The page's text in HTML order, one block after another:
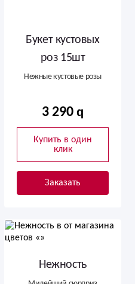
Букет кустовых
роз 15шт
Нежные кустовые розы
3 290
Купить в один
клик
Заказать
Нежность